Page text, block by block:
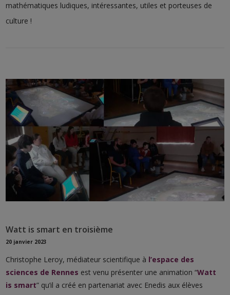
mathématiques ludiques, intéressantes, utiles et porteuses de
culture !
Watt is smart en troisième
20 janvier 2023
Christophe Leroy, médiateur scientifique à l’espace des
sciences de Rennes est venu présenter une animation “Watt
is smart” qu’il a créé en partenariat avec Enedis aux élèves